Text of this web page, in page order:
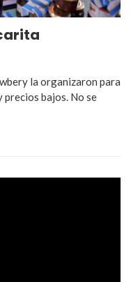
la organizaron para
precios bajos. No se